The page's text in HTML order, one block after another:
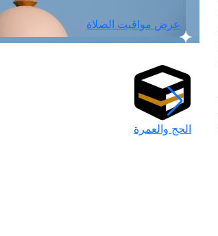
عرض مواقيت الصلاة
الحج والعمرة